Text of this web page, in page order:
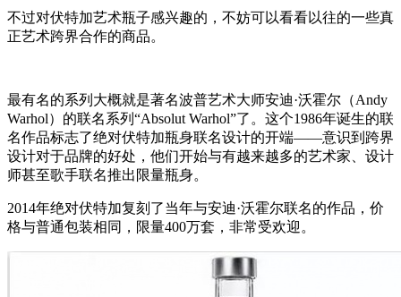
不过对伏特加艺术瓶子感兴趣的，不妨可以看看以往的一些真
正艺术跨界合作的商品。
最有名的系列大概就是著名波普艺术大师安迪·沃霍尔（Andy
Warhol）的联名系列“Absolut Warhol”了。这个1986年诞生的联
名作品标志了绝对伏特加瓶身联名设计的开端——意识到跨界
设计对于品牌的好处，他们开始与有越来越多的艺术家、设计
师甚至歌手联名推出限量瓶身。
2014年绝对伏特加复刻了当年与安迪·沃霍尔联名的作品，价
格与普通包装相同，限量400万套，非常受欢迎。